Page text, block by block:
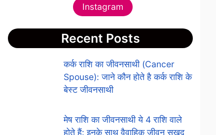
Instagram
Recent Posts
कर्क राशि का जीवनसाथी (Cancer
Spouse): जाने कौन होते है कर्क राशि के
बेस्ट जीवनसाथी
मेष राशि का जीवनसाथी ये 4 राशि वाले
होते हैं: इनके साथ वैवाहिक जीवन सुखद